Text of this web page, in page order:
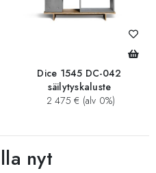
Dice 1545 DC-042
säilytyskaluste
2 475 € (alv 0%)
nyt